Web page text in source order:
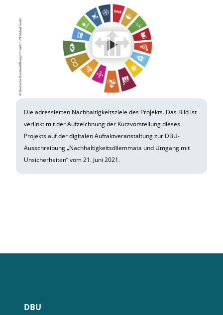
Die adressierten Nachhaltigkeitsziele des Projekts. Das Bild ist
verlinkt mit der Aufzeichnung der Kurzvorstellung dieses
Projekts auf der digitalen Auftaktveranstaltung zur DBU-
Ausschreibung „Nachhaltigkeitsdilemmata und Umgang mit
Unsicherheiten“ vom 21. Juni 2021.
DBU